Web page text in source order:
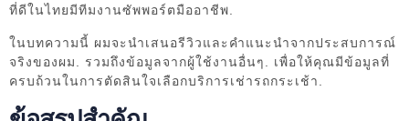
ที่ดีในไทยมีทีมงานซัพพอร์ตมืออาชีพ.
ในบทความนี้ ผมจะนำเสนอรีวิวและคำแนะนำจากประสบการณ์
จริงของผม. รวมถึงข้อมูลจากผู้ใช้งานอื่นๆ. เพื่อให้คุณมีข้อมูลที่
ครบถ้วนในการตัดสินใจเลือกบริการเช่ารถกระเช้า.